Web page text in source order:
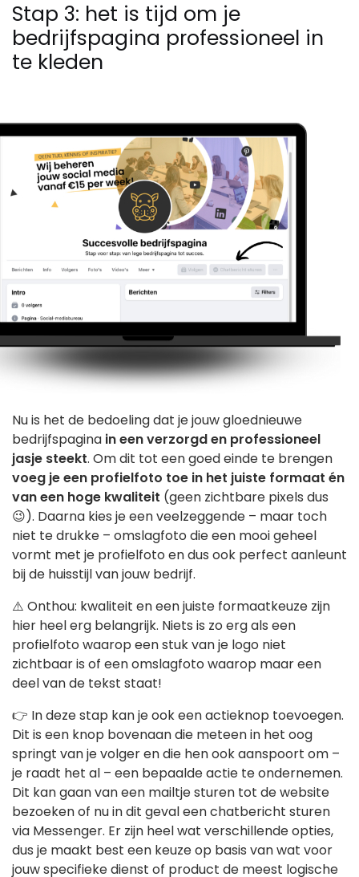
Stap 3: het is tijd om je
bedrijfspagina professioneel in
te kleden
Nu is het de bedoeling dat je jouw gloednieuwe
bedrijfspagina in een verzorgd en professioneel
jasje steekt. Om dit tot een goed einde te brengen
voeg je een profielfoto toe in het juiste formaat én
van een hoge kwaliteit (geen zichtbare pixels dus
😉). Daarna kies je een veelzeggende – maar toch
niet te drukke – omslagfoto die een mooi geheel
vormt met je profielfoto en dus ook perfect aanleunt
bij de huisstijl van jouw bedrijf.
⚠️ Onthou: kwaliteit en een juiste formaatkeuze zijn
hier heel erg belangrijk. Niets is zo erg als een
profielfoto waarop een stuk van je logo niet
zichtbaar is of een omslagfoto waarop maar een
deel van de tekst staat!
👉 In deze stap kan je ook een actieknop toevoegen.
Dit is een knop bovenaan die meteen in het oog
springt van je volger en die hen ook aanspoort om –
je raadt het al – een bepaalde actie te ondernemen.
Dit kan gaan van een mailtje sturen tot de website
bezoeken of nu in dit geval een chatbericht sturen
via Messenger. Er zijn heel wat verschillende opties,
dus je maakt best een keuze op basis van wat voor
jouw specifieke dienst of product de meest logische